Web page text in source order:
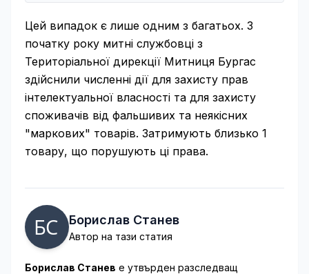
Цей випадок є лише одним з багатьох. З
початку року митні службовці з
Територіальної дирекції Митниця Бургас
здійснили численні дії для захисту прав
інтелектуальної власності та для захисту
споживачів від фальшивих та неякісних
"маркових" товарів. Затримують близько 1
товару, що порушують ці права.
Борислав Станев
Автор на тази статия
Борислав Станев е утвърден разследващ